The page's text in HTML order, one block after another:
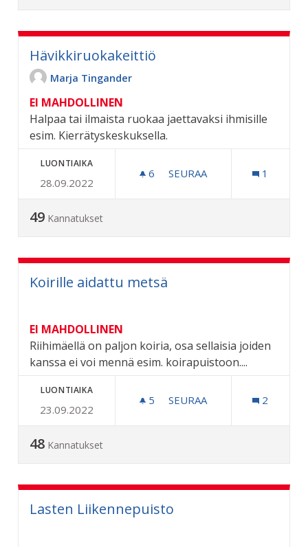
Hävikkiruokakeittiö
Marja Tingander
EI MAHDOLLINEN
Halpaa tai ilmaista ruokaa jaettavaksi ihmisille
esim. Kierrätyskeskuksella.
LUONTIAIKA
28.09.2022
6 6 SEURAAJAA
SEURAA 1
49 Kannatukset
Koirille aidattu metsä
EI MAHDOLLINEN
Riihimäellä on paljon koiria, osa sellaisia joiden
kanssa ei voi mennä esim. koirapuistoon....
LUONTIAIKA
23.09.2022
5 5 SEURAAJAA
SEURAA 2
48 Kannatukset
Lasten Liikennepuisto